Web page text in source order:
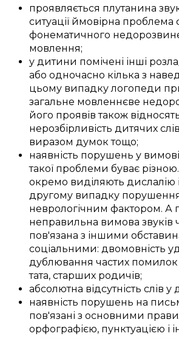
проявляється плутанина
ситуації ймовірна проблема
фонематичного
мовлення;
у дитини помічені інші
або одночасно кілька з
цьому випадку логопеди
загальне мовленнєве
його проявів також
нерозбірливість дитячих слів
виразом думок тощо;
наявність порушень у
такої проблеми буває різною.
окремо виділяють дислалію
другому випадку
неврологічним фактором. А
неправильна вимова звуків
пов'язана з іншими
соціальними: двомовність
дублювання частих помилок
тата, старших родичів;
абсолютна відсутність слів у
наявність порушень на
пов'язані з основними
орфографією, пунктуацією і